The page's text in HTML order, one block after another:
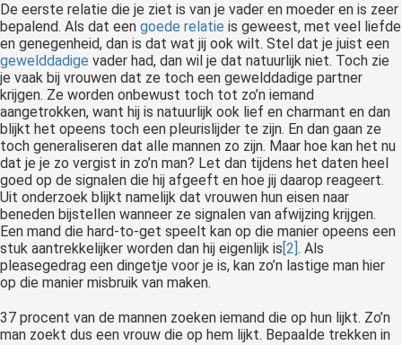
De eerste relatie die je ziet is van je vader en moeder en is zeer
bepalend. Als dat een goede relatie is geweest, met veel liefde
en genegenheid, dan is dat wat jij ook wilt. Stel dat je juist een
gewelddadige vader had, dan wil je dat natuurlijk niet. Toch zie
je vaak bij vrouwen dat ze toch een gewelddadige partner
krijgen. Ze worden onbewust toch tot zo’n iemand
aangetrokken, want hij is natuurlijk ook lief en charmant en dan
blijkt het opeens toch een pleurislijder te zijn. En dan gaan ze
toch generaliseren dat alle mannen zo zijn. Maar hoe kan het nu
dat je je zo vergist in zo’n man? Let dan tijdens het daten heel
goed op de signalen die hij afgeeft en hoe jij daarop reageert.
Uit onderzoek blijkt namelijk dat vrouwen hun eisen naar
beneden bijstellen wanneer ze signalen van afwijzing krijgen.
Een mand die hard-to-get speelt kan op die manier opeens een
stuk aantrekkelijker worden dan hij eigenlijk is [2] . Als
pleasegedrag een dingetje voor je is, kan zo’n lastige man hier
op die manier misbruik van maken.
37 procent van de mannen zoeken iemand die op hun lijkt. Zo’n
man zoekt dus een vrouw die op hem lijkt. Bepaalde trekken in